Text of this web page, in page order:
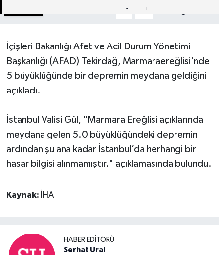
- +
İçişleri Bakanlığı Afet ve Acil Durum Yönetimi
Başkanlığı (AFAD) Tekirdağ, Marmaraereğlisi'nde
5 büyüklüğünde bir depremin meydana geldiğini
açıkladı.
İstanbul Valisi Gül, "Marmara Ereğlisi açıklarında
meydana gelen 5.0 büyüklüğündeki depremin
ardından şu ana kadar İstanbul’da herhangi bir
hasar bilgisi alınmamıştır." açıklamasında bulundu.
Kaynak: İHA
HABER EDITÖRÜ
Serhat Ural